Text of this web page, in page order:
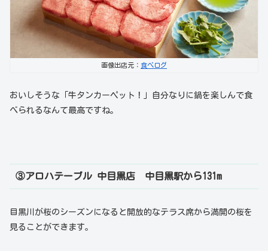
画像出店元： 食べログ
おいしそうな「牛タンカーペット！」自分なりに鍋を楽しんで食
べられるなんて最高ですね。
③アロハテーブル 中目黒店 中目黒駅から131m
目黒川が桜のシーズンになると開放的なテラス席から満開の桜を
見ることができます。